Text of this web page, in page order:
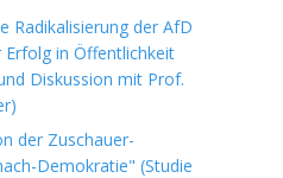
Radikalisierung der AfD
in Öffentlichkeit
Diskussion mit Prof.
der Zuschauer-
Demokratie" (Studie